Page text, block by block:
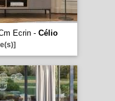
Ecrin - Célio